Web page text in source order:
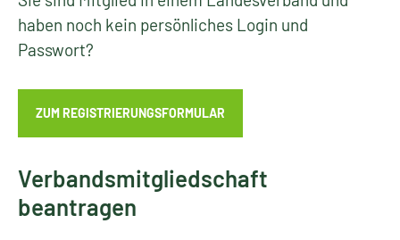
haben noch kein persönliches Login und
Passwort?
ZUM REGISTRIERUNGSFORMULAR
Verbandsmitgliedschaft
beantragen